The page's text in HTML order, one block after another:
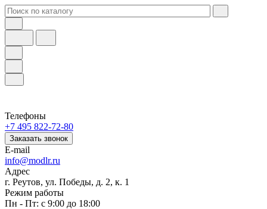
Телефоны
+7 495 822-72-80
Заказать звонок
E-mail
info@modlr.ru
Адрес
г. Реутов, ул. Победы, д. 2, к. 1
Режим работы
Пн - Пт: с 9:00 до 18:00